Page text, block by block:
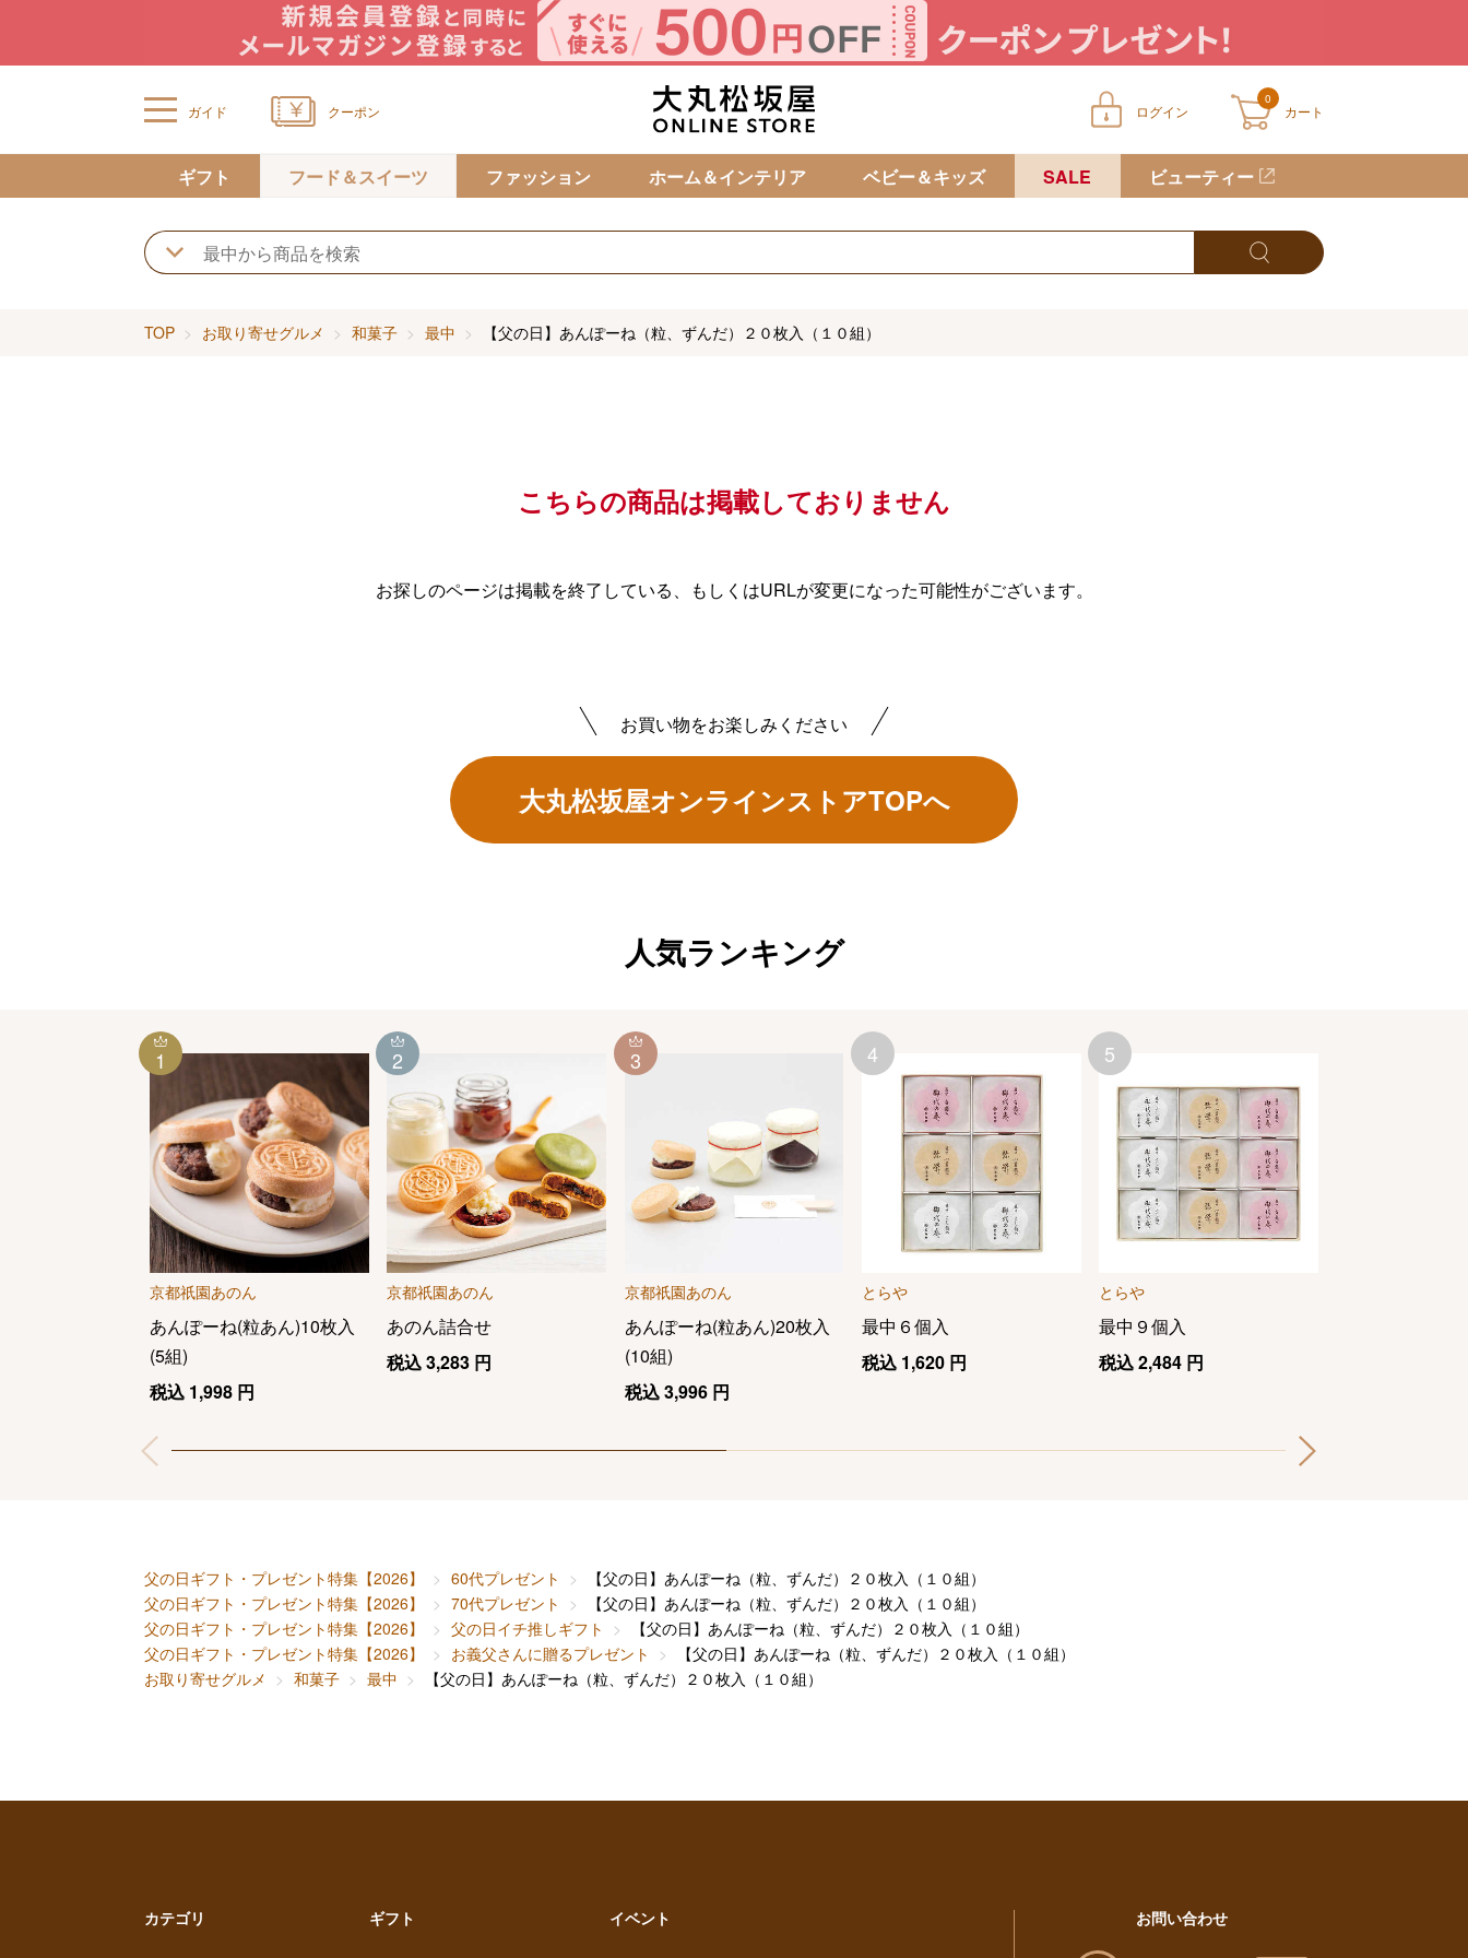
ガイド クーポン ログイン
0
カート
カートに商品が入っていません
ギフト フード＆スイーツ ファッション ホーム＆インテリア ベビー＆キッズ SALE ビューティー
TOP お取り寄せグルメ 和菓子 最中 【父の日】あんぽーね（粒、ずんだ）２０枚入（１０組）
こちらの商品は掲載しておりません
お探しのページは掲載を終了している、もしくはURLが変更になった可能性がございます。
お買い物をお楽しみください
大丸松坂屋オンラインストアTOPへ
人気ランキング
京都祇園あのん
あんぽーね(粒あん)10枚入
(5組)
税込 1,998 円
1
京都祇園あのん
あのん詰合せ
税込3,283 円
2
京都祇園あのん
あんぽーね(粒あん)20枚入
(10組)
税込3,996円
3
とらや
最中６個入
税込 1,620 円
4
とらや
最中９個入
税込2,484 円
5
父の日ギフト・プレゼント特集【2026】 60代プレゼント
【父の日】あんぽーね（粒、ずんだ）２０枚入（１０組）
父の日ギフト・プレゼント特集【2026】
70代プレゼント
【父の日】あんぽーね（粒、ずんだ）２０枚入（１０組）
父の日ギフト・プレゼント特集【2026】
父の日イチ推しギフト
【父の日】あんぽーね（粒、ずんだ）２０枚入（１０組）
父の日ギフト・プレゼント特集【2026】
お義父さんに贈るプレゼント
【父の日】あんぽーね（粒、ずんだ）２０枚入（１０組）
お取り寄せグルメ
和菓子 最中 【父の日】あんぽーね（粒、ずんだ）２０枚入（１０組）
カテゴリ ギフト イベント お問い合わせ